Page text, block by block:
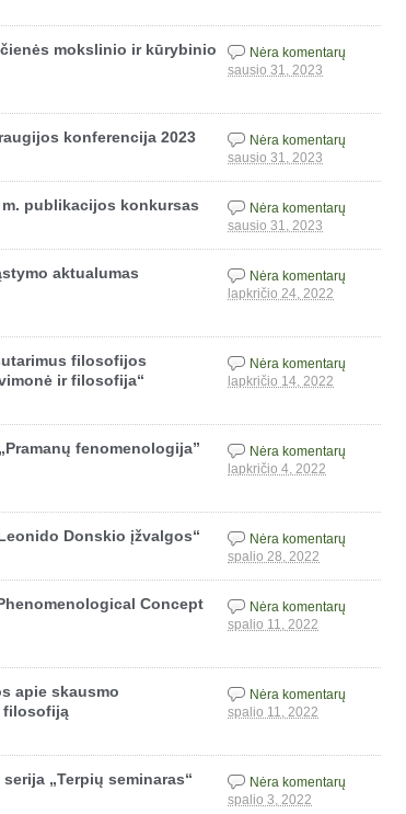
mokslinio ir kūrybinio
sausio 31, 2023
Nėra komentarų
konferencija 2023
sausio 31, 2023
Nėra komentarų
publikacijos konkursas
sausio 31, 2023
Nėra komentarų
aktualumas
lapkričio 24, 2022
Nėra komentarų
filosofijos
ir filosofija“
lapkričio 14, 2022
Nėra komentarų
fenomenologija”
lapkričio 4, 2022
Nėra komentarų
Donskio įžvalgos“
spalio 28, 2022
Nėra komentarų
Concept
spalio 11, 2022
Nėra komentarų
apie skausmo
filosofiją
spalio 11, 2022
Nėra komentarų
„Terpių seminaras“
spalio 3, 2022
Nėra komentarų